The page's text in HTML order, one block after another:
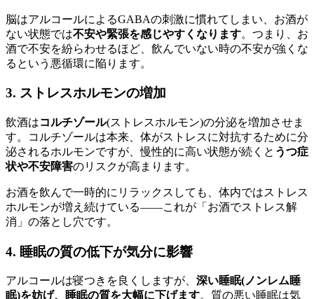
脳はアルコールによるGABAの刺激に慣れてしまい、お酒が
ない状態では不安や緊張を感じやすくなります。つまり、お
酒で不安を紛らわせるほど、飲んでいない時の不安が強くな
るという悪循環に陥ります。
3. ストレスホルモンの増加
飲酒はコルチゾール(ストレスホルモン)の分泌を増加させま
す。コルチゾールは本来、体がストレスに対抗するために分
泌されるホルモンですが、慢性的に高い状態が続くと うつ症
状や不安障害のリスクが高まります。
お酒を飲んで一時的にリラックスしても、体内ではストレス
ホルモンが増え続けている——これが「お酒でストレス解
消」の落とし穴です。
4. 睡眠の質の低下が気分に影響
アルコールは寝つきを良くしますが、 深い睡眠(ノンレム睡
眠)を妨げ、睡眠の質を大幅に下げます。質の悪い睡眠は気